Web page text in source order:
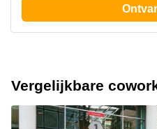
Vergelijkbare